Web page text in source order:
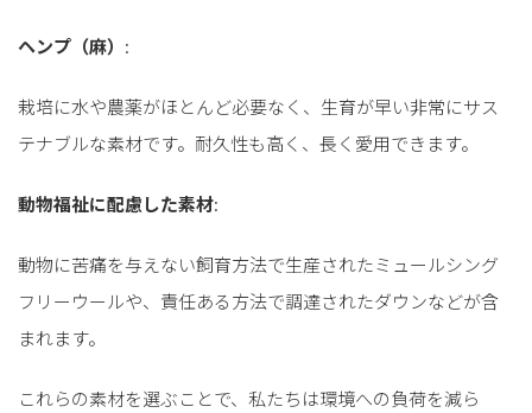
ヘンプ（麻） :
栽培に水や農薬がほとんど必要なく、生育が早い非常にサス
テナブルな素材です。耐久性も高く、長く愛用できます。
動物福祉に配慮した素材:
動物に苦痛を与えない飼育方法で生産されたミュールシング
フリーウールや、責任ある方法で調達されたダウンなどが含
まれます。
これらの素材を選ぶことで、私たちは環境への負荷を減ら